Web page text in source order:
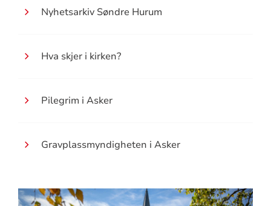
Nyhetsarkiv Søndre Hurum
Hva skjer i kirken?
Pilegrim i Asker
Gravplassmyndigheten i Asker